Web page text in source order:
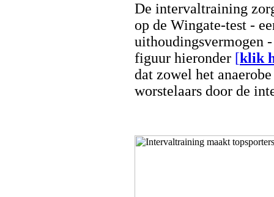
De intervaltraining
op de Wingate-test -
uithoudingsvermogen
figuur hieronder [klik
dat zowel het
worstelaars door de